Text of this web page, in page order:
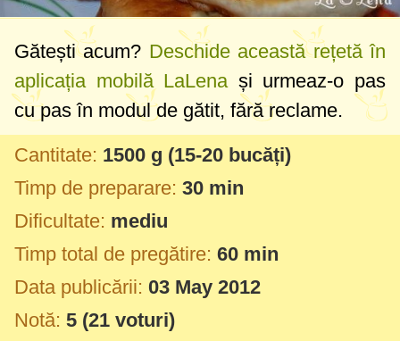
Gătești acum? Deschide această rețetă în
aplicația mobilă LaLenași urmeaz-o pas
cu pas în modul de gătit, fără reclame.
Cantitate: 1500 g (15-20 bucăți)
Timp de preparare: 30 min
Dificultate: mediu
Timp total de pregătire: 60 min
Data publicării: 03 May 2012
Notă: 5 (21 voturi)